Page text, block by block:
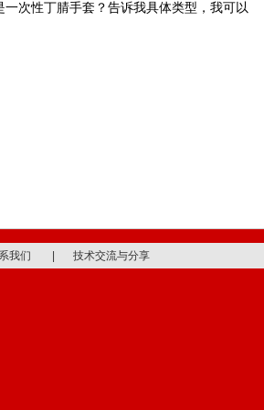
次性丁腈手套？告诉我具体类型，我可以
我们 技术交流与分享